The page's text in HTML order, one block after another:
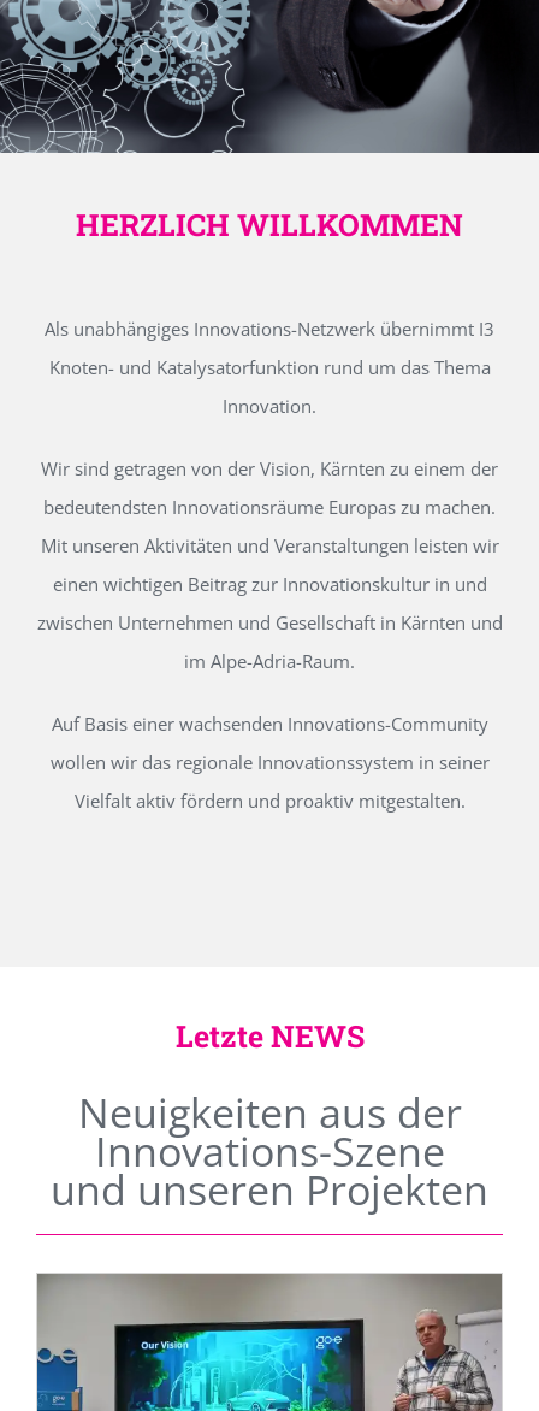
HERZLICH WILLKOMMEN
Als unabhängiges Innovations-Netzwerk übernimmt I3
Knoten- und Katalysatorfunktion rund um das Thema
Innovation.
Wir sind getragen von der Vision, Kärnten zu einem der
bedeutendsten Innovationsräume Europas zu machen.
Mit unseren Aktivitäten und Veranstaltungen leisten wir
einen wichtigen Beitrag zur Innovationskultur in und
zwischen Unternehmen und Gesellschaft in Kärnten und
im Alpe-Adria-Raum.
Auf Basis einer wachsenden Innovations-Community
wollen wir das regionale Innovationssystem in seiner
Vielfalt aktiv fördern und proaktiv mitgestalten.
Letzte NEWS
Neuigkeiten aus der
Innovations-Szene
und unseren Projekten